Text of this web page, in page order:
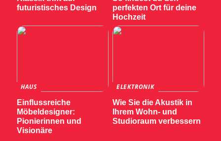
futuristisches Design
perfekten Ort für deine
Hochzeit
HAUS
Einflussreiche
Möbeldesigner:
Pionierinnen und
Visionäre
ELEKTRONIK
Wie Sie die Akustik in
Ihrem Wohn- und
Studioraum verbessern